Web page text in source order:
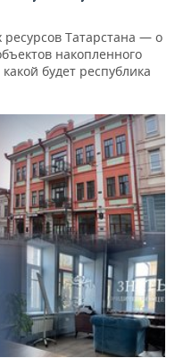
Татарстана — о
накопленного
будет республика